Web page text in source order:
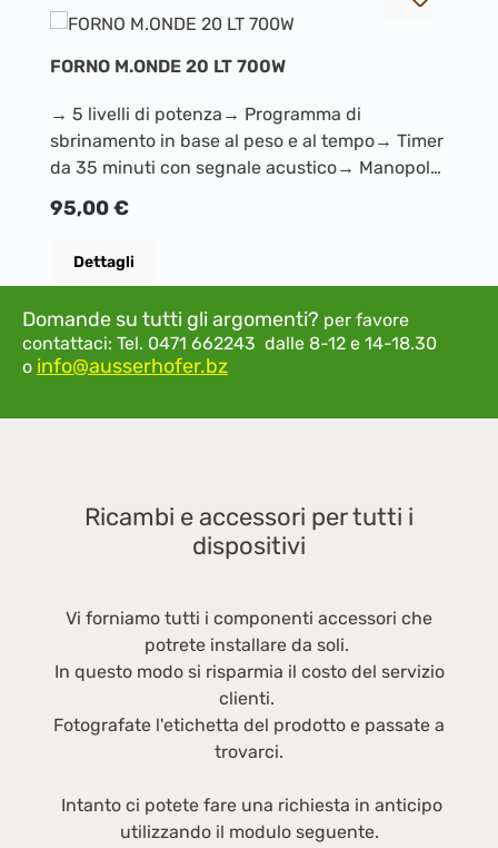
FORNO M.ONDE 20 LT 700W
→ 5 livelli di potenza→ Programma di
sbrinamento in base al peso e al tempo→ Timer
da 35 minuti con segnale acustico→ Manopola
verniciatura resistente alle alte
wattColore/Materiale:
49,0 x 38,2 x 29,5 cmPeso lordo imballo incluso:
11,22 kgDimensioni prodotto: 44,0 x 34,5 x 26,0
cmPeso netto: 10,14 kgAltre caratteristiche:-
Prezzo normale:
95,00 €
Dettagli
Domande su tutti gli argomenti? per favore
contattaci: Tel. 0471 662243 dalle 8-12 e 14-18.30
o info@ausserhofer.bz
Ricambi e accessori per tutti i
dispositivi
Vi forniamo tutti i componenti accessori che
potrete installare da soli.
In questo modo si risparmia il costo del servizio
clienti.
Fotografate l'etichetta del prodotto e passate a
trovarci.
Intanto ci potete fare una richiesta in anticipo
utilizzando il modulo seguente.